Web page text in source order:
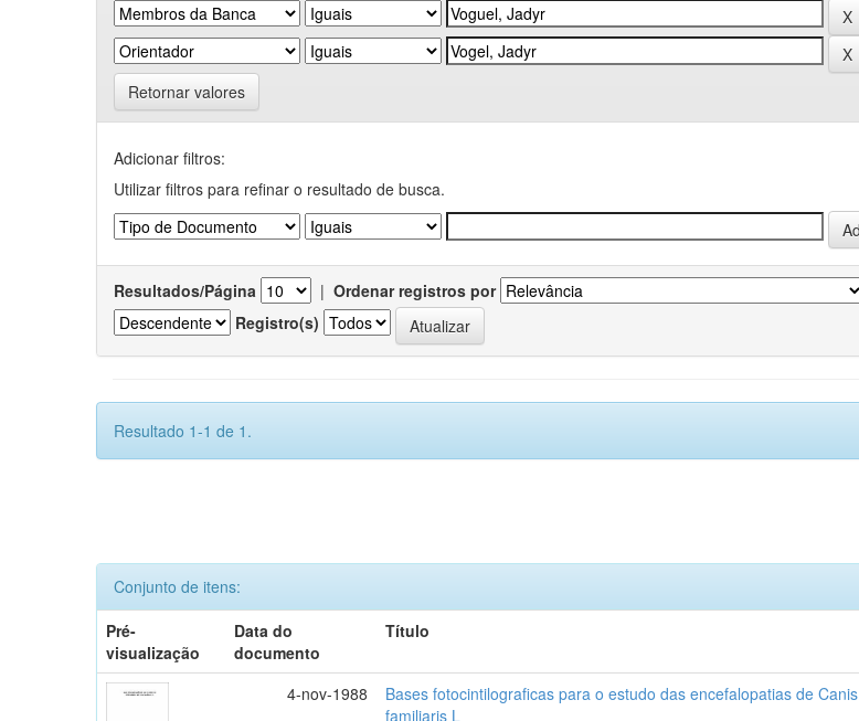
Retornar valores
Adicionar filtros:
Utilizar filtros para refinar o resultado de busca.
Resultados/Página | Ordenar registros por
Registro(s)
Resultado 1-1 de 1.
Conjunto de itens:
Pré-
visualização
Data do
documento
Título
4-nov-1988
Bases fotocintilograficas para o estudo das encefalopatias de Canis
familiaris L